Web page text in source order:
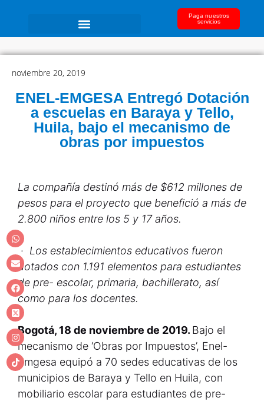
Paga nuestros
servicios
noviembre 20, 2019
ENEL-EMGESA Entregó Dotación
a escuelas en Baraya y Tello,
Huila, bajo el mecanismo de
obras por impuestos
La compañía destinó más de $612 millones de
pesos para el proyecto que benefició a más de
2.800 niños entre los 5 y 17 años.
· Los establecimientos educativos fueron
dotados con 1.191 elementos para estudiantes
de pre- escolar, primaria, bachillerato, así
como para los docentes.
Bogotá, 18 de noviembre de 2019. Bajo el
mecanismo de ‘Obras por Impuestos’, Enel-
Emgesa equipó a 70 sedes educativas de los
municipios de Baraya y Tello en Huila, con
mobiliario escolar para estudiantes de pre-